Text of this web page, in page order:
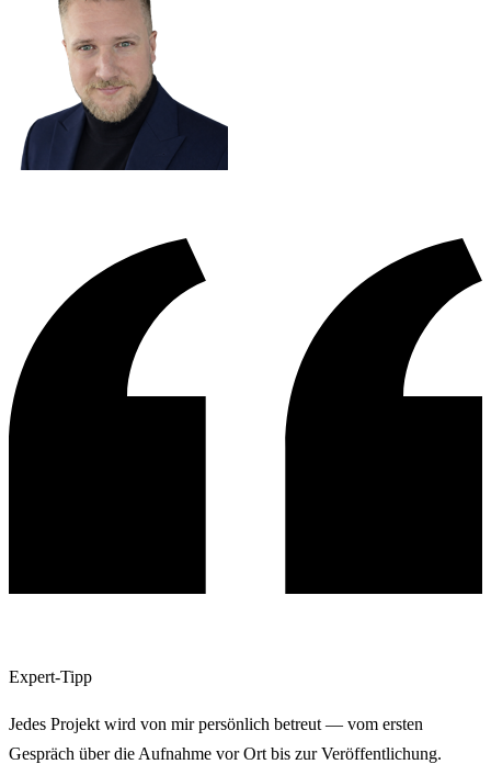
Expert-Tipp
Jedes Projekt wird von mir persönlich betreut — vom ersten
Gespräch über die Aufnahme vor Ort bis zur Veröffentlichung.